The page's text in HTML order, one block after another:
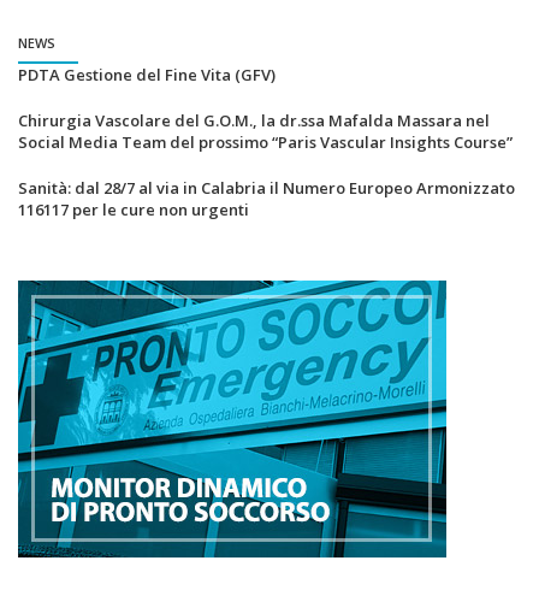
NEWS
PDTA Gestione del Fine Vita (GFV)
Chirurgia Vascolare del G.O.M., la dr.ssa Mafalda Massara nel
Social Media Team del prossimo “Paris Vascular Insights Course”
Sanità: dal 28/7 al via in Calabria il Numero Europeo Armonizzato
116117 per le cure non urgenti